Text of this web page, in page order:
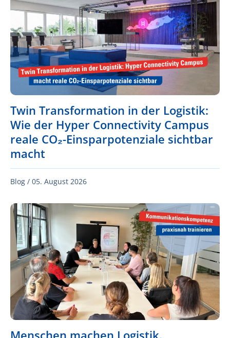
Twin Transformation in der Logistik:
Wie der Hyper Connectivity Campus
reale CO₂-Einsparpotenziale sichtbar
macht
Blog / 05. August 2026
Menschen machen Logistik.